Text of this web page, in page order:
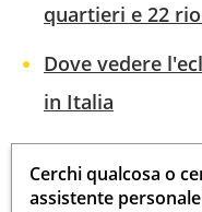
quartieri e 22
Dove vedere
in Italia
Cerchi qualcosa o
assistente